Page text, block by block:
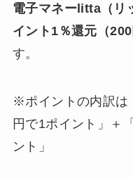
電子マネーlitta（リ
イント1％還元（200
す。
※ポイントの内訳は
円で1ポイント」＋
ント」